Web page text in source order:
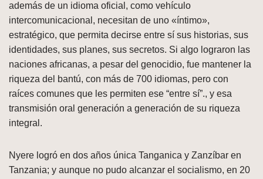
además de un idioma oficial, como vehículo
intercomunicacional, necesitan de uno «íntimo»,
estratégico, que permita decirse entre sí sus historias, sus
identidades, sus planes, sus secretos. Si algo lograron las
naciones africanas, a pesar del genocidio, fue mantener la
riqueza del bantú, con más de 700 idiomas, pero con
raíces comunes que les permiten ese “entre sí”., y esa
transmisión oral generación a generación de su riqueza
integral.
Nyere logró en dos años única Tanganica y Zanzíbar en
Tanzania; y aunque no pudo alcanzar el socialismo, en 20